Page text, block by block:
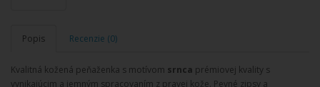
Popis Recenzie (0)
Kvalitná kožená peňaženka s motívom srnca prémiovej kvality s
vynikajúcim a jemným spracovaním z pravej kože. Pevné zipsy a